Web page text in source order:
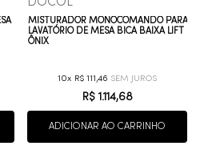
DOCOL
MISTURADOR MONOCOMANDO PARA
LAVATÓRIO DE MESA BICA BAIXA LIFT
ÔNIX
10 R$ 111,46
R$ 1 .114,68
ADICIONAR AO CARRINHO